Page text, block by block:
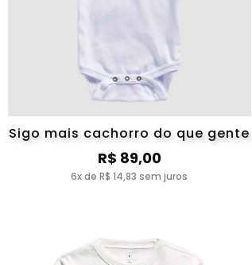
Sigo mais cachorro do que gente
R$ 89,00
6x de R$ 14,83 sem juros